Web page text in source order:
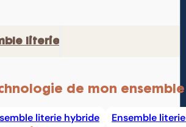
literie
de mon ensemble
literie hybride Ensemble